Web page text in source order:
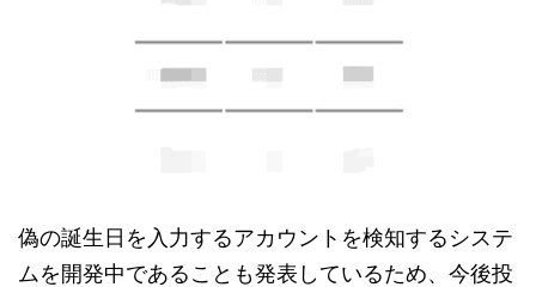
偽の誕生日を入力するアカウントを検知するシステ
ムを開発中であることも発表しているため、今後投